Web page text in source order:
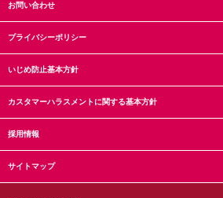
お問い合わせ
プライバシーポリシー
いじめ防止基本方針
カスタマーハラスメントに関する基本方針
採用情報
サイトマップ